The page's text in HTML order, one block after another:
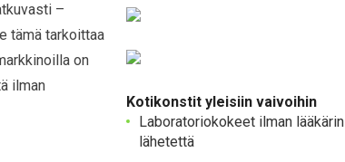
–
tämä tarkoittaa
on
ilman
Kotikonstit yleisiin vaivoihin
Laboratoriokokeet ilman lääkärin
lähetettä